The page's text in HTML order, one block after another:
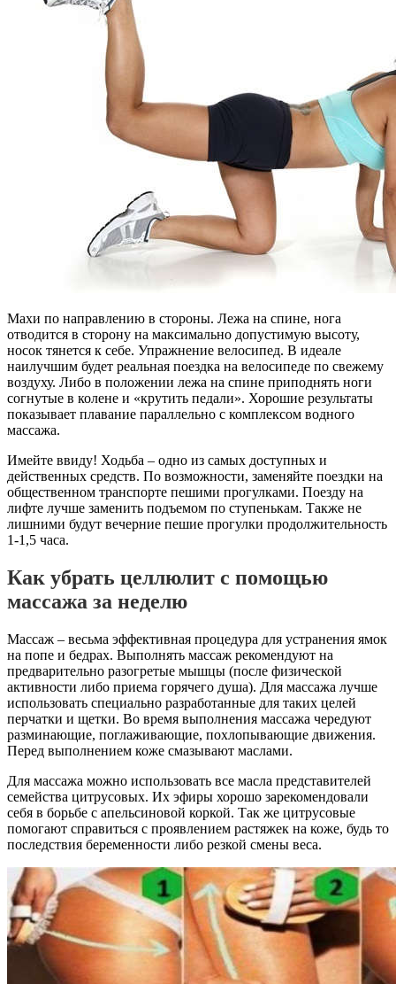
Махи по направлению в стороны. Лежа на спине, нога
отводится в сторону на максимально допустимую высоту,
носок тянется к себе. Упражнение велосипед. В идеале
наилучшим будет реальная поездка на велосипеде по свежему
воздуху. Либо в положении лежа на спине приподнять ноги
согнутые в колене и «крутить педали». Хорошие результаты
показывает плавание параллельно с комплексом водного
массажа.
Имейте ввиду! Ходьба – одно из самых доступных и
действенных средств. По возможности, заменяйте поездки на
общественном транспорте пешими прогулками. Поезду на
лифте лучше заменить подъемом по ступенькам. Также не
лишними будут вечерние пешие прогулки продолжительность
1-1,5 часа.
Как убрать целлюлит с помощью
массажа за неделю
Массаж – весьма эффективная процедура для устранения ямок
на попе и бедрах. Выполнять массаж рекомендуют на
предварительно разогретые мышцы (после физической
активности либо приема горячего душа). Для массажа лучше
использовать специально разработанные для таких целей
перчатки и щетки. Во время выполнения массажа чередуют
разминающие, поглаживающие, похлопывающие движения.
Перед выполнением коже смазывают маслами.
Для массажа можно использовать все масла представителей
семейства цитрусовых. Их эфиры хорошо зарекомендовали
себя в борьбе с апельсиновой коркой. Так же цитрусовые
помогают справиться с проявлением растяжек на коже, будь то
последствия беременности либо резкой смены веса.